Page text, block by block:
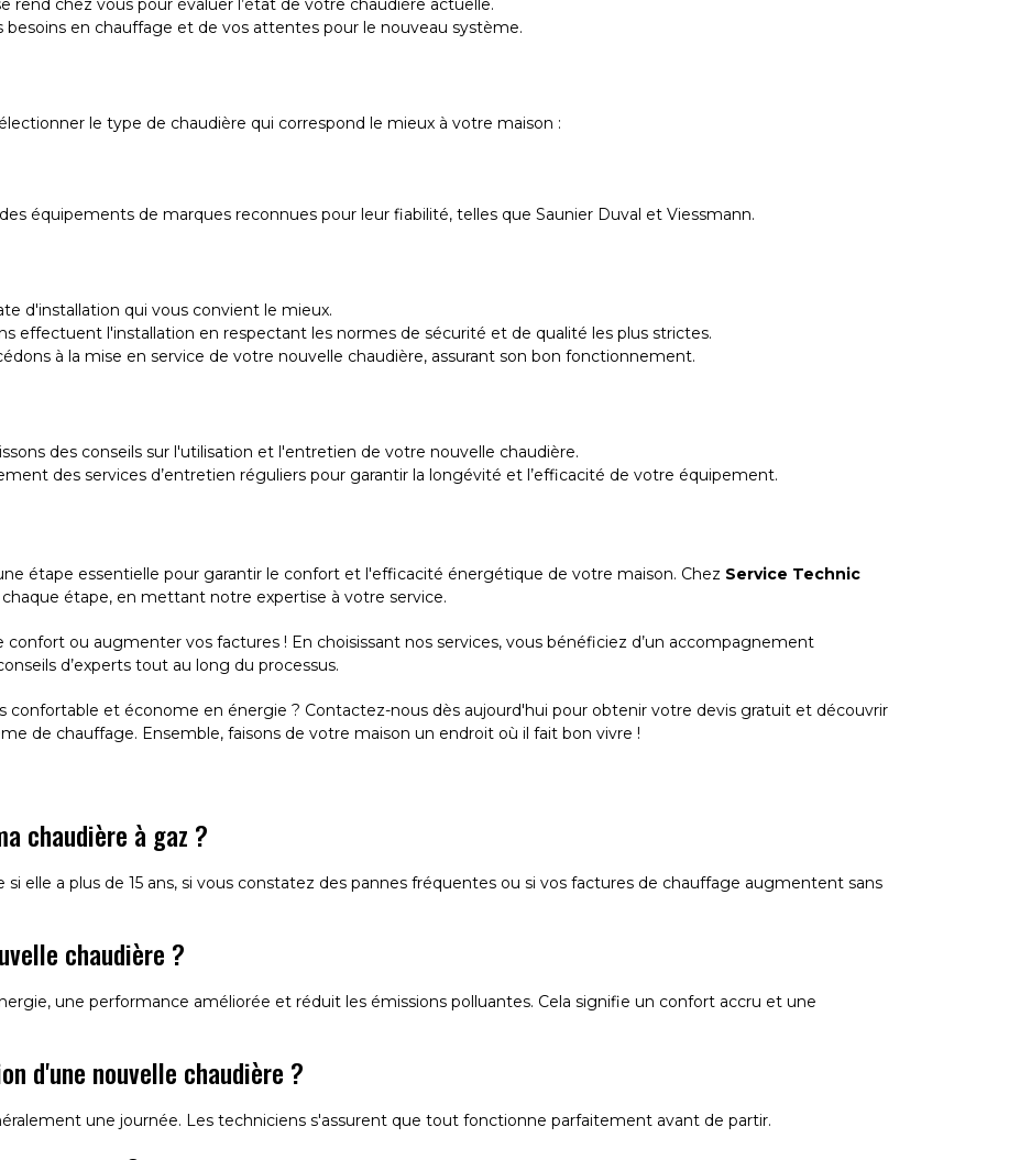
rend chez vous pour évaluer l’état de votre chaudière actuelle.
besoins en chauffage et de vos attentes pour le nouveau système.
le type de chaudière qui correspond le mieux à votre maison :
équipements de marques reconnues pour leur fiabilité, telles que Saunier Duval et Viessmann.
d'installation qui vous convient le mieux.
effectuent l'installation en respectant les normes de sécurité et de qualité les plus strictes.
à la mise en service de votre nouvelle chaudière, assurant son bon fonctionnement.
des conseils sur l'utilisation et l'entretien de votre nouvelle chaudière.
des services d’entretien réguliers pour garantir la longévité et l’efficacité de votre équipement.
étape essentielle pour garantir le confort et l'efficacité énergétique de votre maison. Chez Service Technic
étape, en mettant notre expertise à votre service.
ou augmenter vos factures ! En choisissant nos services, vous bénéficiez d’un accompagnement
d’experts tout au long du processus.
confortable et économe en énergie ? Contactez-nous dès aujourd'hui pour obtenir votre devis gratuit et découvrir
de chauffage. Ensemble, faisons de votre maison un endroit où il fait bon vivre !
chaudière à gaz ?
elle a plus de 15 ans, si vous constatez des pannes fréquentes ou si vos factures de chauffage augmentent sans
chaudière ?
une performance améliorée et réduit les émissions polluantes. Cela signifie un confort accru et une
d'une nouvelle chaudière ?
une journée. Les techniciens s'assurent que tout fonctionne parfaitement avant de partir.